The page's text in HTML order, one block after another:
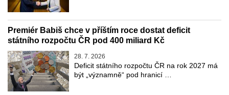
Premiér Babiš chce v příštím roce dostat deficit
státního rozpočtu ČR pod 400 miliard Kč
28. 7. 2026
Deficit státního rozpočtu ČR na rok 2027 má
být „významně“ pod hranicí …